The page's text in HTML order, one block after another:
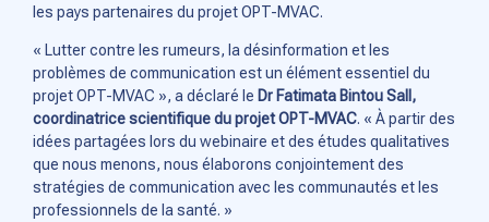
les pays partenaires du projet OPT-MVAC.
« Lutter contre les rumeurs, la désinformation et les
problèmes de communication est un élément essentiel du
projet OPT-MVAC », a déclaré le Dr Fatimata Bintou Sall,
coordinatrice scientifique du projet OPT-MVAC. « À partir des
idées partagées lors du webinaire et des études qualitatives
que nous menons, nous élaborons conjointement des
stratégies de communication avec les communautés et les
professionnels de la santé. »